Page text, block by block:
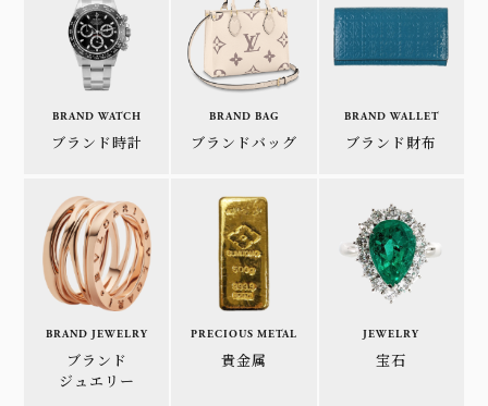
BRAND WATCH
ブランド時計
BRAND BAG
ブランドバッグ
BRAND WALLET
ブランド財布
BRAND JEWELRY
ブランド
ジュエリー
PRECIOUS METAL
貴金属
JEWELRY
宝石